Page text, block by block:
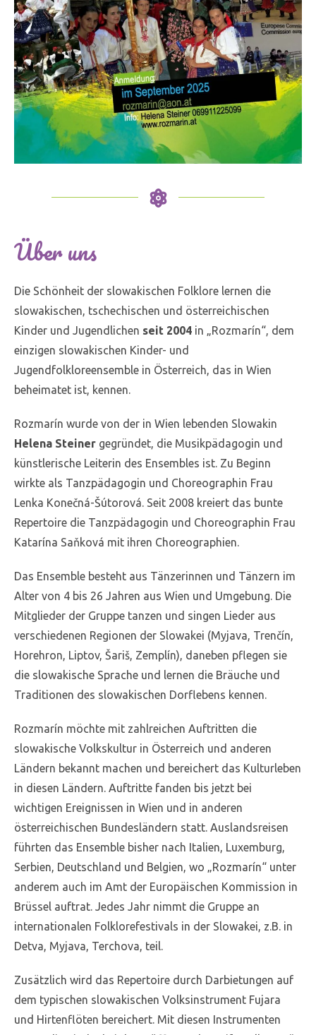
Über uns
Die Schönheit der slowakischen Folklore lernen die
slowakischen, tschechischen und österreichischen
Kinder und Jugendlichen seit 2004 in „Rozmarín“, dem
einzigen slowakischen Kinder- und
Jugendfolkloreensemble in Österreich, das in Wien
beheimatet ist, kennen.
Rozmarín wurde von der in Wien lebenden Slowakin
Helena Steiner gegründet, die Musikpädagogin und
künstlerische Leiterin des Ensembles ist. Zu Beginn
wirkte als Tanzpädagogin und Choreographin Frau
Lenka Konečná-Šútorová. Seit 2008 kreiert das bunte
Repertoire die Tanzpädagogin und Choreographin Frau
Katarína Saňková mit ihren Choreographien.
Das Ensemble besteht aus Tänzerinnen und Tänzern im
Alter von 4 bis 26 Jahren aus Wien und Umgebung. Die
Mitglieder der Gruppe tanzen und singen Lieder aus
verschiedenen Regionen der Slowakei (Myjava, Trenčín,
Horehron, Liptov, Šariš, Zemplín), daneben pflegen sie
die slowakische Sprache und lernen die Bräuche und
Traditionen des slowakischen Dorflebens kennen.
Rozmarín möchte mit zahlreichen Auftritten die
slowakische Volkskultur in Österreich und anderen
Ländern bekannt machen und bereichert das Kulturleben
in diesen Ländern. Auftritte fanden bis jetzt bei
wichtigen Ereignissen in Wien und in anderen
österreichischen Bundesländern statt. Auslandsreisen
führten das Ensemble bisher nach Italien, Luxemburg,
Serbien, Deutschland und Belgien, wo „Rozmarín“ unter
anderem auch im Amt der Europäischen Kommission in
Brüssel auftrat. Jedes Jahr nimmt die Gruppe an
internationalen Folklorefestivals in der Slowakei, z.B. in
Detva, Myjava, Terchova, teil.
Zusätzlich wird das Repertoire durch Darbietungen auf
dem typischen slowakischen Volksinstrument Fujara
und Hirtenflöten bereichert. Mit diesen Instrumenten